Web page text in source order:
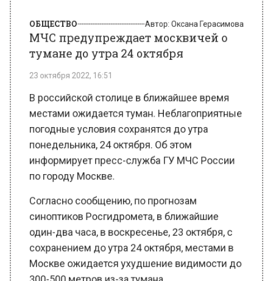
Оксана Герасимова
В российской столице в ближайшее время
погодные условия сохранятся до утра
понедельника, 24 октября. Об этом